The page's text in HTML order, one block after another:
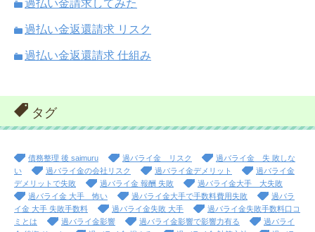
過払い金請求してみた
過払い金返還請求 リスク
過払い金返還請求 仕組み
タグ
債務整理 後 saimuru 過バライ金 リスク
過バライ金 失 敗しな
い
過バライ金の会社リスク 過バライ金デメリット
過バライ金
デメリットで失敗
過バライ金 報酬 失敗
過バライ金大手 大失敗
過バライ金 大手 怖い
過バライ金大手で手数料費用失敗
過バラ
イ金 大手 失敗手数料
過バライ金失敗 大手
過バライ金失敗手数料口コ
ミとは
過バライ金影響 過バライ金影響で影響力有る
過バライ